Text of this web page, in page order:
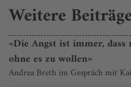
Weitere
«Die Angst ist immer,
ohne es zu wollen»
Andrea Breth im Gespräch mit